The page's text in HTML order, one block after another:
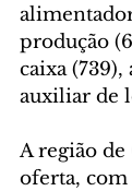
produção
caixa (739),
auxiliar de
A região de
oferta, com